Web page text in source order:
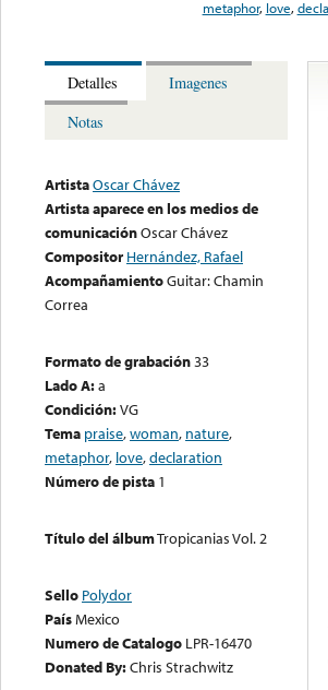
metaphor, love,
Detalles
Imagenes
Notas
ArtistaOscar Chávez
Artista aparece en los medios de
comunicaciónOscar Chávez
Compositor Hernández, Rafael
AcompañamientoGuitar: Chamin
Correa
Formato de grabación33
Lado A:a
Condición:VG
Tema praise,woman, nature,
metaphor, love,declaration
Número de pista 1
Título del álbumTropicanias Vol. 2
Sello Polydor
PaísMexico
Numero de Catalogo LPR-16470
Donated By:Chris Strachwitz